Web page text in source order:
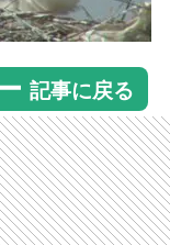
記事に戻る